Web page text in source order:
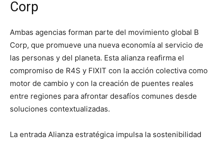
Corp
Ambas agencias forman parte del movimiento global B
Corp, que promueve una nueva economía al servicio de
las personas y del planeta. Esta alianza reafirma el
compromiso de R4S y FIXIT con la acción colectiva como
motor de cambio y con la creación de puentes reales
entre regiones para afrontar desafíos comunes desde
soluciones contextualizadas.
La entrada Alianza estratégica impulsa la sostenibilidad